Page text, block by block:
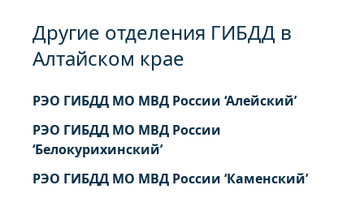
Другие отделения ГИБДД в
Алтайском крае
РЭО ГИБДД МО МВД России ‘Алейский’
РЭО ГИБДД МО МВД России
‘Белокурихинский’
РЭО ГИБДД МО МВД России ‘Каменский’